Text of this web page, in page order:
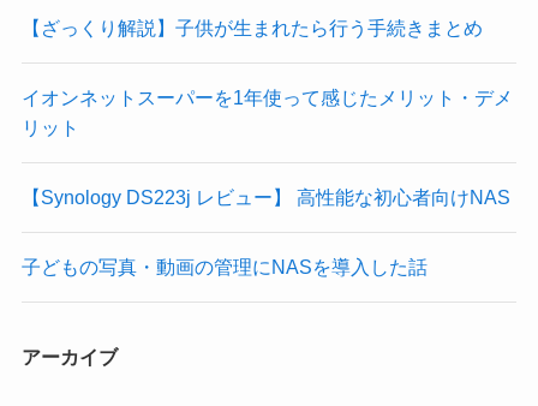
【ざっくり解説】子供が生まれたら行う手続きまとめ
イオンネットスーパーを1年使って感じたメリット・デメ
リット
【Synology DS223j レビュー】 高性能な初心者向けNAS
子どもの写真・動画の管理にNASを導入した話
アーカイブ